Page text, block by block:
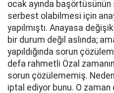
ocak ayında
serbest olabilmesi için
yapılmıştı. Anayasa
bir durum değil aslında;
yapıldığında sorun
defa rahmetli Özal
sorun çözülememiş.
iptal ediyor bunu. O